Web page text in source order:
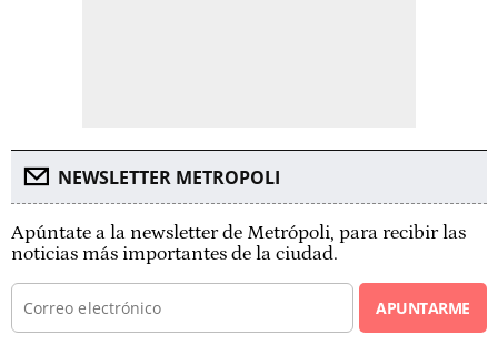
NEWSLETTER METROPOLI
Apúntate a la newsletter de Metrópoli, para recibir las
noticias más importantes de la ciudad.
APUNTARME